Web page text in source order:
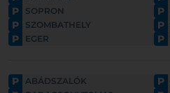
P SOPRON P
P SZOMBATHELY P
P EGER P
P ABÁDSZALÓK P